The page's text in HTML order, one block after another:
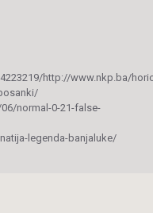
http://www.nkp.ba/
normal-0-21-false-
legenda-banjaluke/